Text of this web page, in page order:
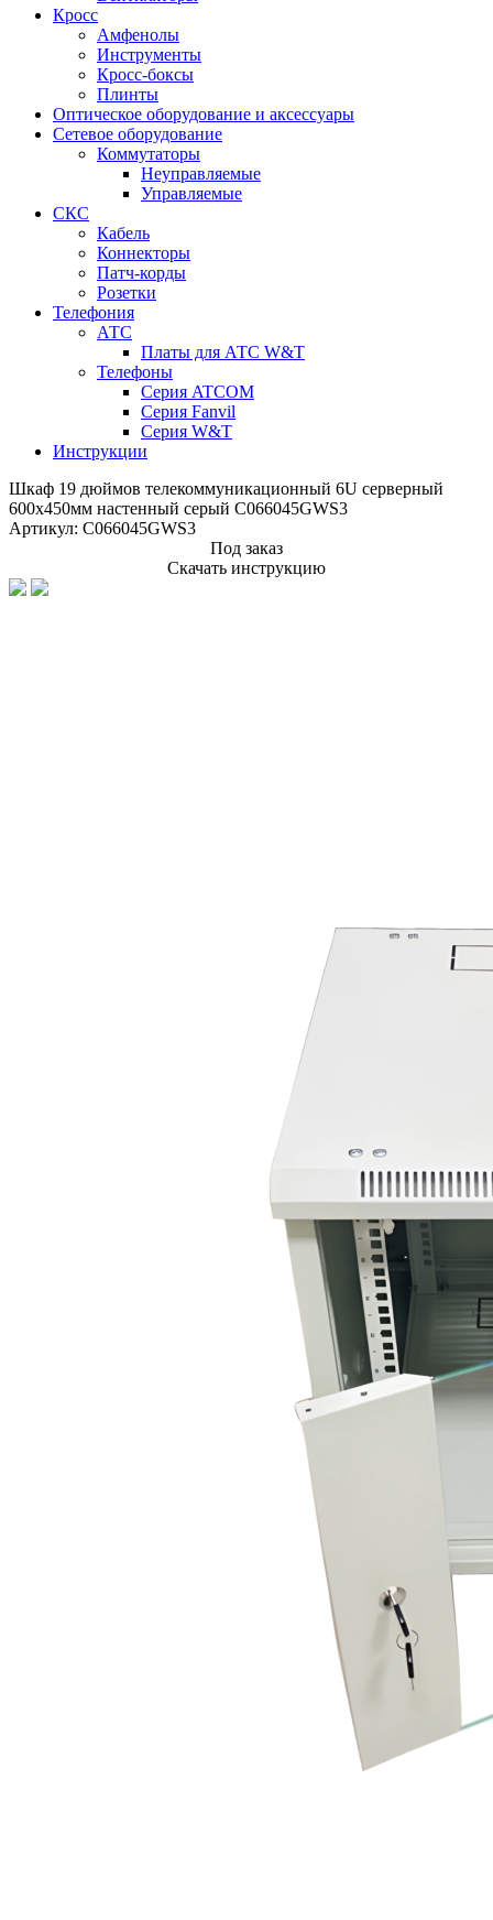
Кросс
Амфенолы
Инструменты
Кросс-боксы
Плинты
Оптическое оборудование и аксессуары
Сетевое оборудование
Коммутаторы
Неуправляемые
Управляемые
СКС
Кабель
Коннекторы
Патч-корды
Розетки
Телефония
АТС
Платы для АТС W&T
Телефоны
Серия ATCOM
Серия Fanvil
Серия W&T
Инструкции
Шкаф 19 дюймов телекоммуникационный 6U серверный
600х450мм настенный серый C066045GWS3
Артикул: C066045GWS3
Под заказ
Скачать инструкцию